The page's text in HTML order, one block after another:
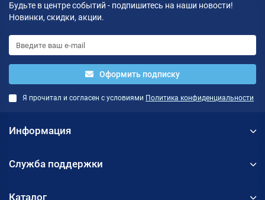
Будьте в центре событий - подпишитесь на наши новости!
Новинки, скидки, акции.
Оформить подписку
Я прочитал и согласен с условиями Политика конфиденциальности
Информация
Служба поддержки
Каталог